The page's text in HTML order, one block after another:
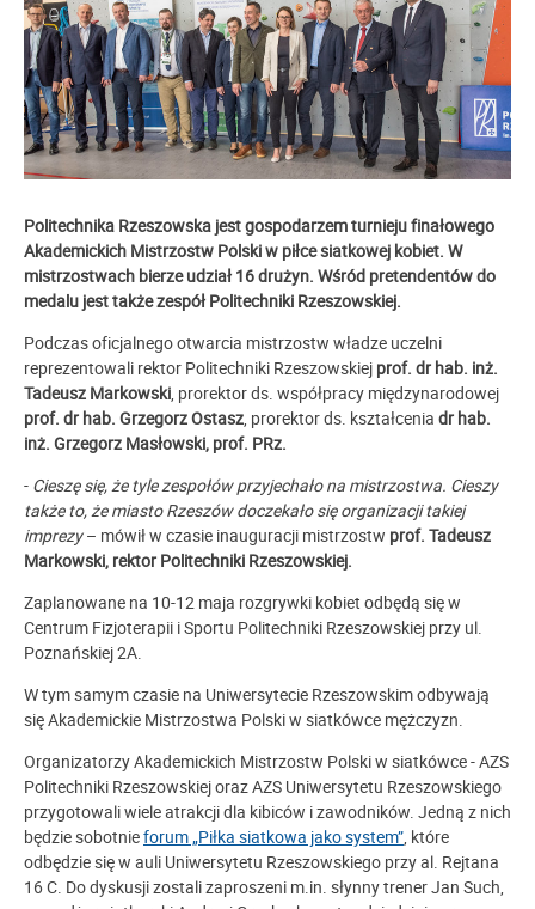
Politechnika Rzeszowska jest gospodarzem turnieju finałowego
Akademickich Mistrzostw Polski w piłce siatkowej kobiet. W
mistrzostwach bierze udział 16 drużyn. Wśród pretendentów do
medalu jest także zespół Politechniki Rzeszowskiej.
Podczas oficjalnego otwarcia mistrzostw władze uczelni
reprezentowali rektor Politechniki Rzeszowskiej prof. dr hab. inż.
Tadeusz Markowski, prorektor ds. współpracy międzynarodowej
prof. dr hab. Grzegorz Ostasz, prorektor ds. kształcenia dr hab.
inż. Grzegorz Masłowski, prof. PRz.
- Cieszę się, że tyle zespołów przyjechało na mistrzostwa. Cieszy
także to, że miasto Rzeszów doczekało się organizacji takiej
imprezy– mówił w czasie inauguracji mistrzostw prof. Tadeusz
Markowski, rektor Politechniki Rzeszowskiej.
Zaplanowane na 10-12 maja rozgrywki kobiet odbędą się w
Centrum Fizjoterapii i Sportu Politechniki Rzeszowskiej przy ul.
Poznańskiej 2A.
W tym samym czasie na Uniwersytecie Rzeszowskim odbywają
się Akademickie Mistrzostwa Polski w siatkówce mężczyzn.
Organizatorzy Akademickich Mistrzostw Polski w siatkówce - AZS
Politechniki Rzeszowskiej oraz AZS Uniwersytetu Rzeszowskiego
przygotowali wiele atrakcji dla kibiców i zawodników. Jedną z nich
będzie sobotnieforum „Piłka siatkowa jako system”, które
odbędzie się w auli Uniwersytetu Rzeszowskiego przy al. Rejtana
16 C. Do dyskusji zostali zaproszeni m.in. słynny trener Jan Such,